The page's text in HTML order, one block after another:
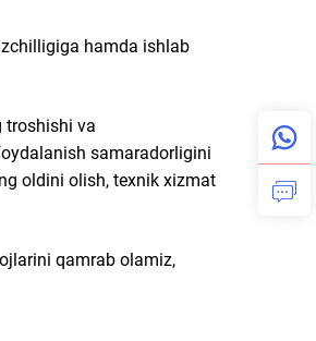
hamda ishlab
troshishi va
samaradorligini
oldini olish, texnik xizmat
qamrab olamiz,